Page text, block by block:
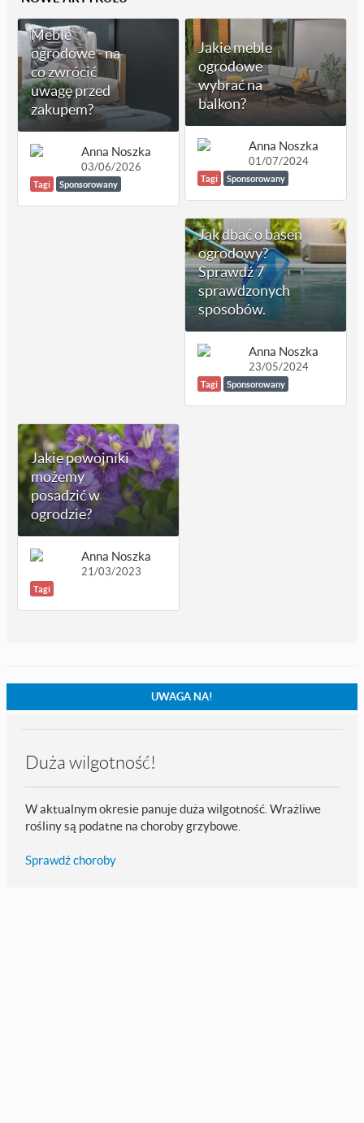
Meble
ogrodowe - na
co zwrócić
uwagę przed
zakupem?
Anna Noszka
03/06/2026
Tagi Sponsorowany
Jakie meble
ogrodowe
wybrać na
balkon?
Anna Noszka
01/07/2024
Tagi Sponsorowany
Jak dbać o basen
ogrodowy?
Sprawdź 7
sprawdzonych
sposobów.
Anna Noszka
23/05/2024
Tagi Sponsorowany
Jakie powojniki
możemy
posadzić w
ogrodzie?
Anna Noszka
21/03/2023
Tagi
UWAGA NA!
Duża wilgotność!
W aktualnym okresie panuje duża wilgotność. Wrażliwe
rośliny są podatne na choroby grzybowe.
Sprawdź choroby